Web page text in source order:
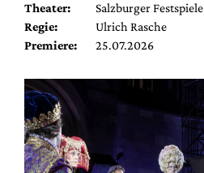
Theater:
Salzburger Festspiele
Regie:
Ulrich Rasche
Premiere:
25.07.2026